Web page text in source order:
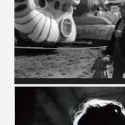
FÊTES FORAINES